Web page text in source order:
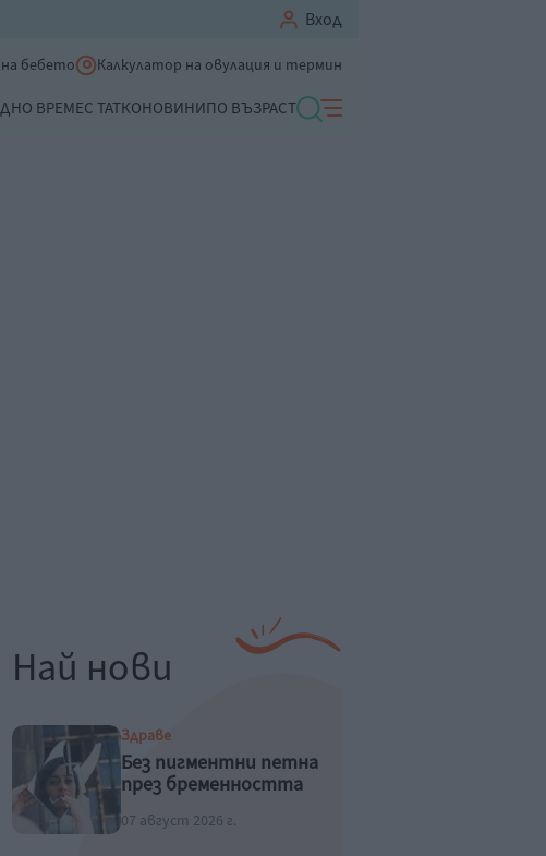
Вход
бебето Калкулатор на овулация и термин
ВРЕМЕС ТАТКОНОВИНИПО ВЪЗРАСТ
Най нови
Здраве
Без пигментни петна
през бременността
07 август 2026 г.